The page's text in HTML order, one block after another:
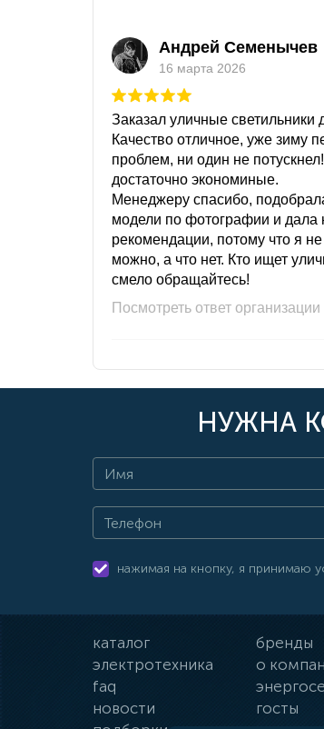
Андрей Семенычев
16 марта 2026
Заказал уличные светильники
Качество отличное, уже зиму
проблем, ни один не
достаточно экономиные.
Менеджеру спасибо,
модели по фотографии и дала
рекомендации, потому что я
можно, а что нет. Кто ищет
смело обращайтесь!
Посмотреть ответ организации
НУЖНА
нажимая на кнопку, я принимаю
каталог
бренды
электротехника
о
faq
новости
госты